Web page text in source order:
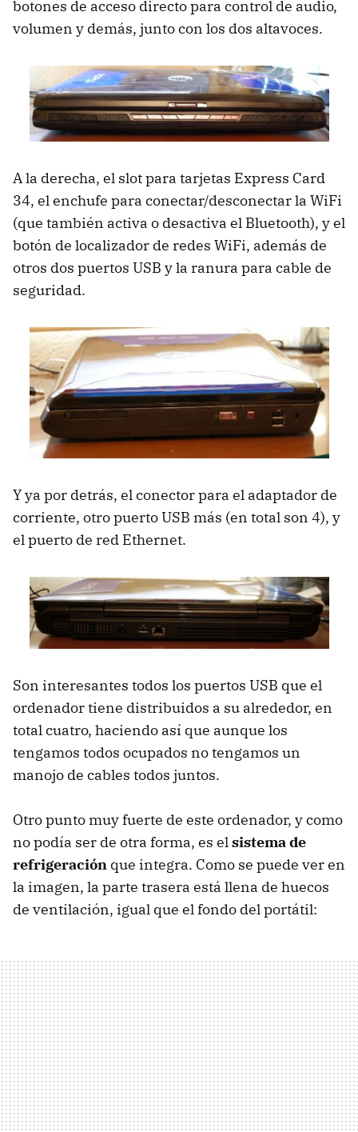
botones de acceso directo para control de audio,
volumen y demás, junto con los dos altavoces.
A la derecha, el slot para tarjetas Express Card
34, el enchufe para conectar/desconectar la WiFi
(que también activa o desactiva el Bluetooth), y el
botón de localizador de redes WiFi, además de
otros dos puertos USB y la ranura para cable de
seguridad.
Y ya por detrás, el conector para el adaptador de
corriente, otro puerto USB más (en total son 4), y
el puerto de red Ethernet.
Son interesantes todos los puertos USB que el
ordenador tiene distribuidos a su alrededor, en
total cuatro, haciendo así que aunque los
tengamos todos ocupados no tengamos un
manojo de cables todos juntos.
Otro punto muy fuerte de este ordenador, y como
no podía ser de otra forma, es elsistema de
refrigeración que integra. Como se puede ver en
la imagen, la parte trasera está llena de huecos
de ventilación, igual que el fondo del portátil: